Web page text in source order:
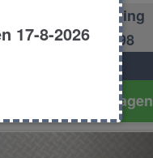
Touring
1998
aan winkelwagen
17-8-2026